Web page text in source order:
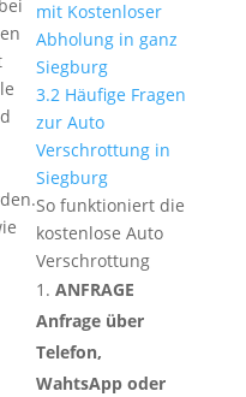
mit Kostenloser
Abholung in ganz
Siegburg
3.2 Häufige Fragen
zur Auto
Verschrottung in
Siegburg
So funktioniert die
kostenlose Auto
Verschrottung
ANFRAGE
Anfrage über
Telefon,
WahtsApp oder